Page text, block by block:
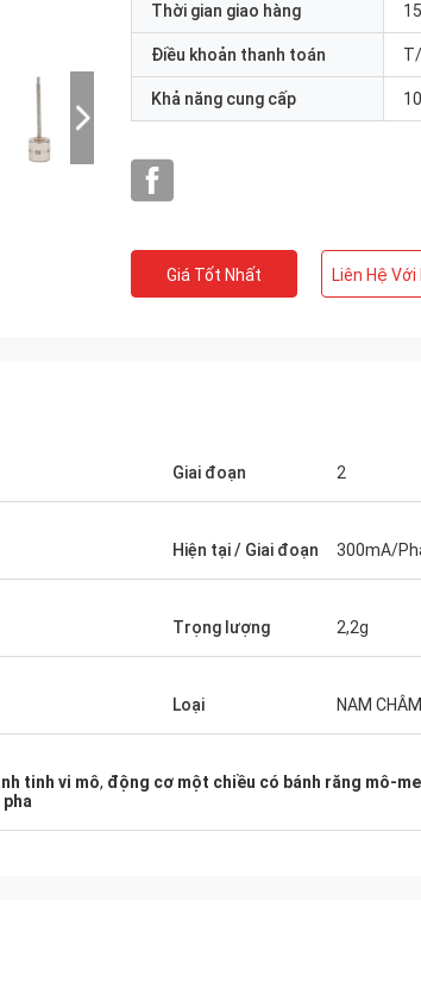
Buildstorm Private Limited
được đóng gói độc đáo. Người bán phản
hồi rất nhanh và giúp đưa ra quyết định
sản phẩm cho bạn.
Thời gian giao hàng
Điều khoản thanh toán
Khả năng cung cấp
Giá Tốt Nhất Liên Hệ Với
Giai đoạn 2
Hiện tại / Giai đoạn 300mA/
Trọng lượng 2,2g
Loại NAM
tinh vi mô, động cơ một chiều có bánh răng mô-